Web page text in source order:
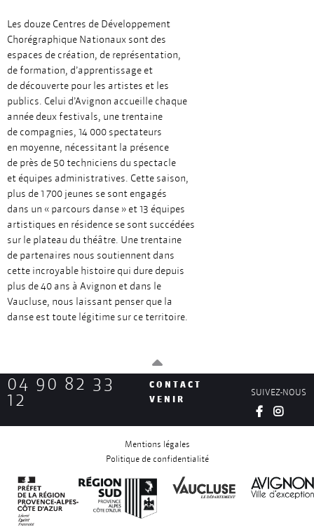
Les douze Centres de Développement
Chorégraphique Nationaux sont des
espaces de création, de représentation,
de formation, d’apprentissage et
de découverte pour les artistes et les
publics. Celui d’Avignon accueille chaque
année deux festivals, une trentaine
de compagnies, 14 000 spectateurs
en moyenne, nécessitant la présence
de près de 50 techniciens du spectacle
et équipes administratives. Cette saison,
plus de 1 700 jeunes se sont engagés
dans un « parcours danse » et 13 équipes
artistiques en résidence se sont succédées
sur le plateau du théâtre. Une trentaine
de partenaires nous soutiennent dans
cette incroyable histoire qui dure depuis
plus de 40 ans à Avignon et dans le
Vaucluse, nous laissant penser que la
danse est toute légitime sur ce territoire.
04 90 82 33
12
CONTACT
VENIR
SUIVEZ-NOUS
Mentions légales
Politique de confidentialité